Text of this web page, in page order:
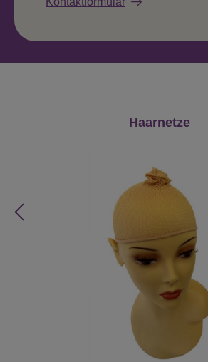
Produktgalerie überspringen
Haarnetze